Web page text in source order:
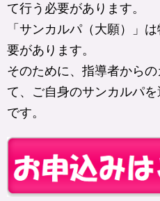
て行う必要があります。
「サンカルパ（大願）」
要があります。
そのために、指導者から
て、ご自身のサンカルパ
です。